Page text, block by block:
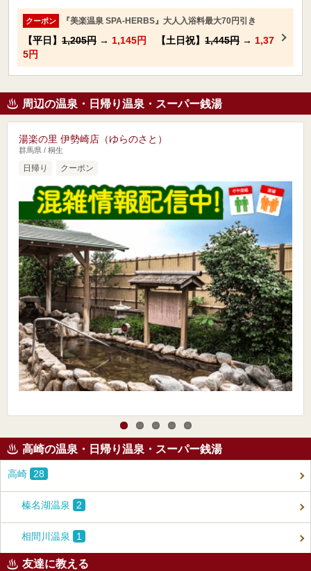
クーポン 『美楽温泉 SPA-HERBS』大人入浴料最大70円引き
【平日】 1,205円 → 1,145円 【土日祝】 1,445円 → 1,37
5円
周辺の温泉・日帰り温泉・スーパー銭湯
湯楽の里 伊勢崎店（ゆらのさと）
群馬県 / 桐生
日帰り クーポン
高崎の温泉・日帰り温泉・スーパー銭湯
高崎 28
榛名湖温泉 2
相間川温泉 1
友達に教える